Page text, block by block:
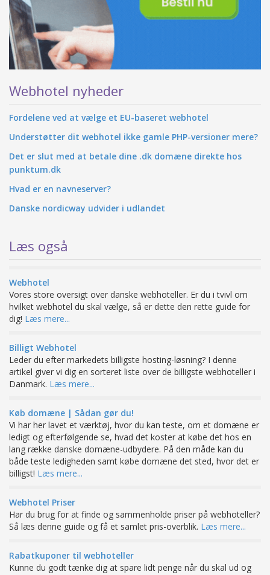
Webhotel nyheder
Fordelene ved at vælge et EU-baseret webhotel
Understøtter dit webhotel ikke gamle PHP-versioner mere?
Det er slut med at betale dine .dk domæne direkte hos
punktum.dk
Hvad er en navneserver?
Danske nordicway udvider i udlandet
Læs også
Webhotel
Vores store oversigt over danske webhoteller. Er du i tvivl om
hvilket webhotel du skal vælge, så er dette den rette guide for
dig! Læs mere...
Billigt Webhotel
Leder du efter markedets billigste hosting-løsning? I denne
artikel giver vi dig en sorteret liste over de billigste webhoteller i
Danmark. Læs mere...
Køb domæne | Sådan gør du!
Vi har her lavet et værktøj, hvor du kan teste, om et domæne er
ledigt og efterfølgende se, hvad det koster at købe det hos en
lang række danske domæne-udbydere. På den måde kan du
både teste ledigheden samt købe domæne det sted, hvor det er
billigst! Læs mere...
Webhotel Priser
Har du brug for at finde og sammenholde priser på webhoteller?
Så læs denne guide og få et samlet pris-overblik. Læs mere...
Rabatkuponer til webhoteller
Kunne du godt tænke dig at spare lidt penge når du skal ud og